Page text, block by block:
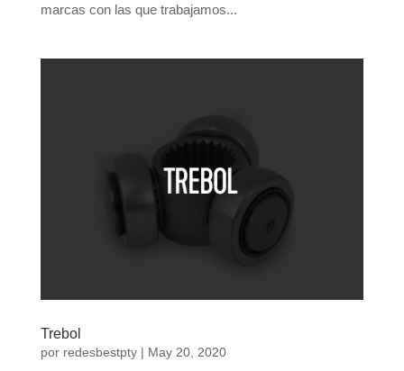
marcas con las que trabajamos...
Trebol
por redesbestpty| May 20, 2020